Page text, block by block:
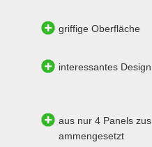
griffige Oberfläche
interessantes Design
aus nur 4 Panels zus
ammengesetzt